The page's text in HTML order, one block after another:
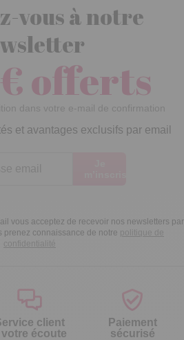
vous à notre
offerts
dans votre e-mail de confirmation
et avantages exclusifs par email
vous acceptez de recevoir nos newsletters par
prenez connaissance de notre politique de
confidentialité
client
votre écoute
Paiement
sécurisé